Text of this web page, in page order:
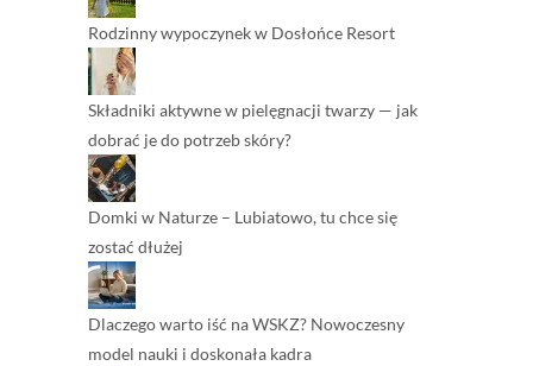
Rodzinny wypoczynek w Dosłońce Resort
Składniki aktywne w pielęgnacji twarzy — jak
dobrać je do potrzeb skóry?
Domki w Naturze – Lubiatowo, tu chce się
zostać dłużej
Dlaczego warto iść na WSKZ? Nowoczesny
model nauki i doskonała kadra